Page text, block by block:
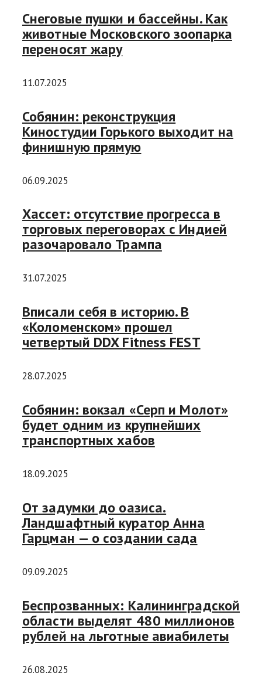
Снеговые пушки и бассейны. Как
животные Московского зоопарка
переносят жару
11.07.2025
Собянин: реконструкция
Киностудии Горького выходит на
финишную прямую
06.09.2025
Хассет: отсутствие прогресса в
торговых переговорах с Индией
разочаровало Трампа
31.07.2025
Вписали себя в историю. В
«Коломенском» прошел
четвертый DDX Fitness FEST
28.07.2025
Собянин: вокзал «Серп и Молот»
будет одним из крупнейших
транспортных хабов
18.09.2025
От задумки до оазиса.
Ландшафтный куратор Анна
Гарцман — о создании сада
09.09.2025
Беспрозванных: Калининградской
области выделят 480 миллионов
рублей на льготные авиабилеты
26.08.2025